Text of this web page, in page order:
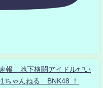
報 地下格闘アイドルだい
ちゃんねる BNK48 ！